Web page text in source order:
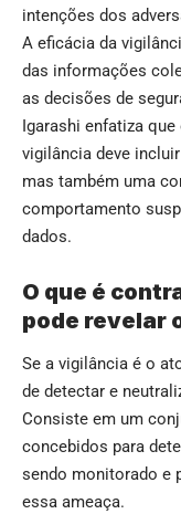
intenções dos
A eficácia da
das informações
as decisões de
Igarashi enfatiza
vigilância deve
mas também uma
comportamento
dados.
O que é
pode revelar
Se a vigilância é o
de detectar e
Consiste em um
concebidos para
sendo monitorado e
essa ameaça.